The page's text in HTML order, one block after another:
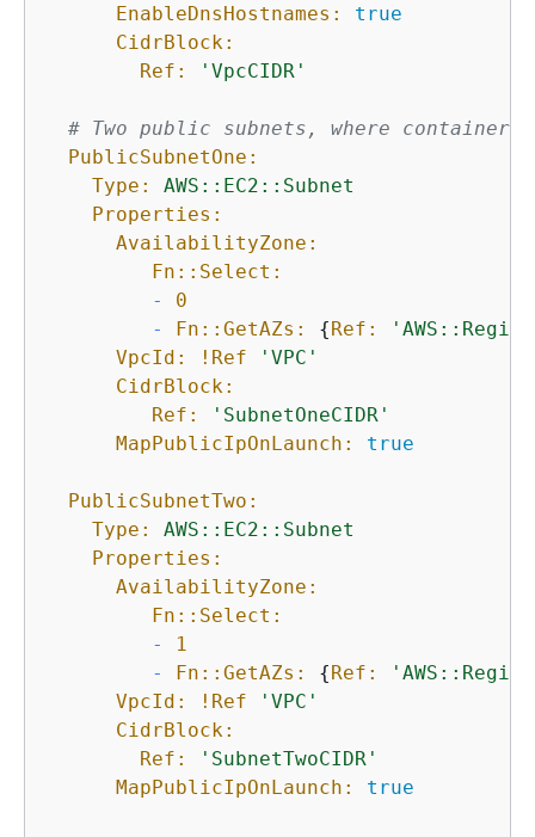
EnableDnsHostnames:
true
CidrBlock:
Ref:
'VpcCIDR'
# Two public subnets, where
PublicSubnetOne:
Type:
AWS::EC2::Subnet
Properties:
AvailabilityZone:
Fn::Select:
-
0
-
Fn::GetAZs: {Ref:
VpcId:
!Ref
'VPC'
CidrBlock:
Ref:
'SubnetOneCIDR'
MapPublicIpOnLaunch:
true
PublicSubnetTwo:
Type:
AWS::EC2::Subnet
Properties:
AvailabilityZone:
Fn::Select:
-
1
-
Fn::GetAZs: {Ref:
VpcId:
!Ref
'VPC'
CidrBlock:
Ref:
'SubnetTwoCIDR'
MapPublicIpOnLaunch:
true